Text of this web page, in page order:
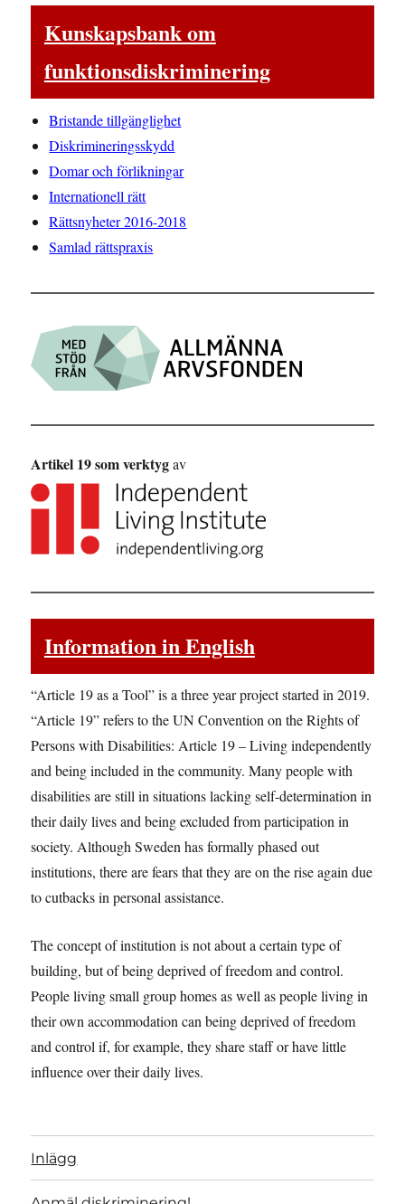
Kunskapsbank om
funktionsdiskriminering
Bristande tillgänglighet
Diskrimineringsskydd
Domar och förlikningar
Internationell rätt
Rättsnyheter 2016-2018
Samlad rättspraxis
Artikel 19 som verktygav
Information in English
“Article 19 as a Tool” is a three year project started in 2019.
“Article 19” refers to the UN Convention on the Rights of
Persons with Disabilities: Article 19 – Living independently
and being included in the community. Many people with
disabilities are still in situations lacking self-determination in
their daily lives and being excluded from participation in
society. Although Sweden has formally phased out
institutions, there are fears that they are on the rise again due
to cutbacks in personal assistance.
The concept of institution is not about a certain type of
building, but of being deprived of freedom and control.
People living small group homes as well as people living in
their own accommodation can being deprived of freedom
and control if, for example, they share staff or have little
influence over their daily lives.
Inlägg